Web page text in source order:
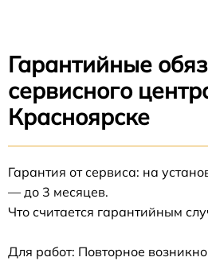
Гарантийные
сервисного
Красноярске
Гарантия от сервиса: на
— до 3 месяцев.
Что считается гарантийным
Для работ: Повторное